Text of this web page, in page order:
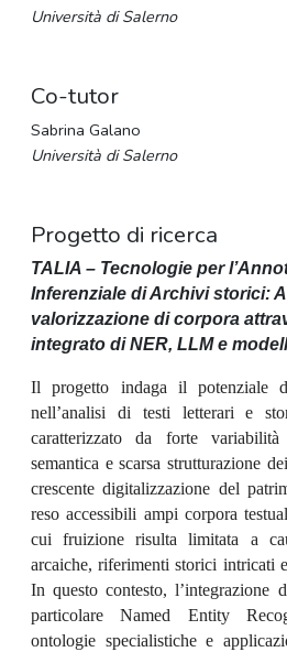
Università di Salerno
Co-tutor
Sabrina Galano
Università di Salerno
Progetto di ricerca
TALIA – Tecnologie per
Inferenziale di Archivi storici:
valorizzazione di corpora
integrato di NER, LLM e
Il progetto indaga il potenziale
nell’analisi di testi letterari e
caratterizzato da forte variabilità
semantica e scarsa strutturazione
crescente digitalizzazione del
reso accessibili ampi corpora
cui fruizione risulta limitata a
arcaiche, riferimenti storici intricati
In questo contesto, l’integrazione
particolare Named Entity
ontologie specialistiche e